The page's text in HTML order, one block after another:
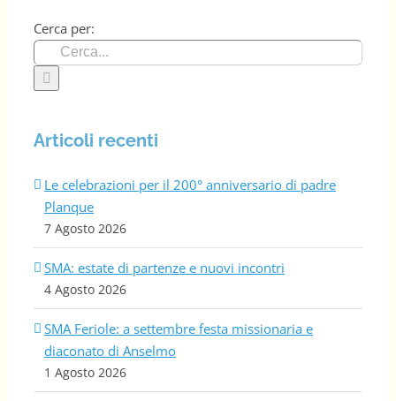
Cerca per:
Articoli recenti
Le celebrazioni per il 200° anniversario di padre
Planque
7 Agosto 2026
SMA: estate di partenze e nuovi incontri
4 Agosto 2026
SMA Feriole: a settembre festa missionaria e
diaconato di Anselmo
1 Agosto 2026